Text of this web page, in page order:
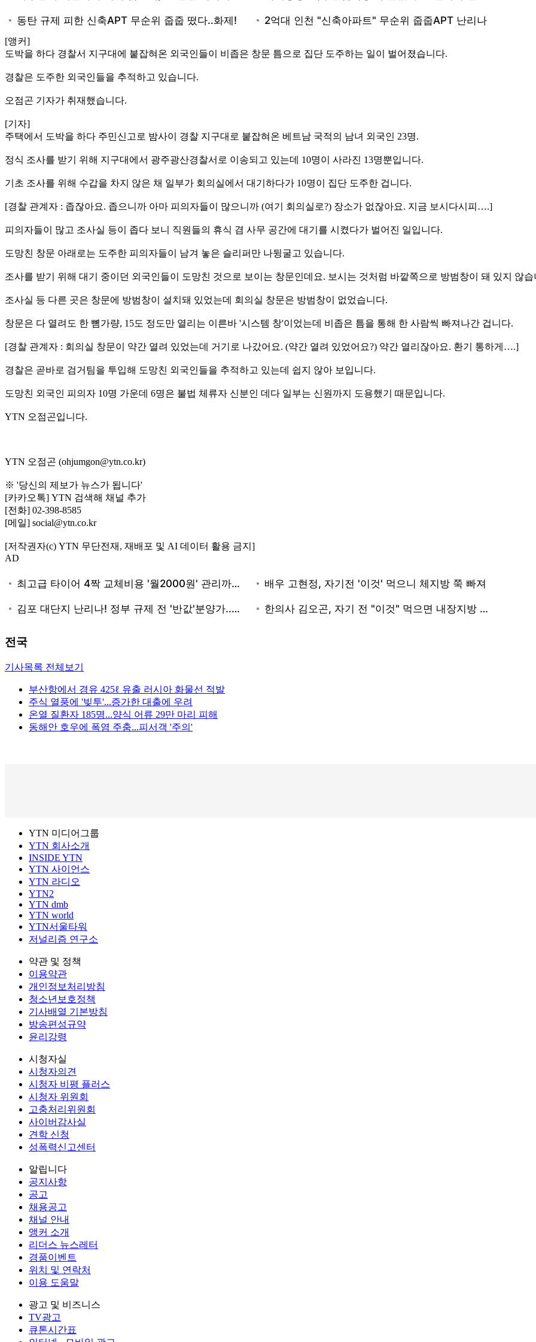
[앵커]
도박을 하다 경찰서 지구대에 붙잡혀온 외국인들이 비좁은 창문 틈으로 집단 도주하는 일이 벌어졌습니다.
경찰은 도주한 외국인들을 추적하고 있습니다.
오점곤 기자가 취재했습니다.
[기자]
주택에서 도박을 하다 주민신고로 밤사이 경찰 지구대로 붙잡혀온 베트남 국적의 남녀 외국인 23명.
정식 조사를 받기 위해 지구대에서 광주광산경찰서로 이송되고 있는데 10명이 사라진 13명뿐입니다.
기초 조사를 위해 수갑을 차지 않은 채 일부가 회의실에서 대기하다가 10명이 집단 도주한 겁니다.
[경찰 관계자 : 좁잖아요. 좁으니까 아마 피의자들이 많으니까 (여기 회의실로?) 장소가 없잖아요. 지금 보시다시피….]
피의자들이 많고 조사실 등이 좁다 보니 직원들의 휴식 겸 사무 공간에 대기를 시켰다가 벌어진 일입니다.
도망친 창문 아래로는 도주한 피의자들이 남겨 놓은 슬리퍼만 나뒹굴고 있습니다.
조사를 받기 위해 대기 중이던 외국인들이 도망친 것으로 보이는 창문인데요. 보시는 것처럼 바깥쪽으로 방범창이 돼 있지 않습
조사실 등 다른 곳은 창문에 방범창이 설치돼 있었는데 회의실 창문은 방범창이 없었습니다.
창문은 다 열려도 한 뼘가량, 15도 정도만 열리는 이른바 '시스템 창'이었는데 비좁은 틈을 통해 한 사람씩 빠져나간 겁니다.
[경찰 관계자 : 회의실 창문이 약간 열려 있었는데 거기로 나갔어요. (약간 열려 있었어요?) 약간 열리잖아요. 환기 통하게….]
경찰은 곧바로 검거팀을 투입해 도망친 외국인들을 추적하고 있는데 쉽지 않아 보입니다.
도망친 외국인 피의자 10명 가운데 6명은 불법 체류자 신분인 데다 일부는 신원까지 도용했기 때문입니다.
YTN 오점곤입니다.
YTN 오점곤 (ohjumgon@ytn.co.kr)
※ '당신의 제보가 뉴스가 됩니다'
[카카오톡] YTN 검색해 채널 추가
[전화] 02-398-8585
[메일] social@ytn.co.kr
[저작권자(c) YTN 무단전재, 재배포 및 AI 데이터 활용 금지]
AD
전국
기사목록 전체보기
부산항에서 경유 425ℓ 유출 러시아 화물선 적발
주식 열풍에 '빚투'...증가한 대출에 우려
온열 질환자 185명...양식 어류 29만 마리 피해
동해안 호우에 폭염 주춤...피서객 '주의'
YTN 미디어그룹
YTN 회사소개
INSIDE YTN
YTN 사이언스
YTN 라디오
YTN2
YTN dmb
YTN world
YTN서울타워
저널리즘 연구소
약관 및 정책
이용약관
개인정보처리방침
청소년보호정책
기사배열 기본방침
방송편성규약
윤리강령
시청자실
시청자의견
시청자 비평 플러스
시청자 위원회
고충처리위원회
사이버감사실
견학 신청
성폭력신고센터
알립니다
공지사항
공고
채용공고
채널 안내
앵커 소개
리더스 뉴스레터
경품이벤트
위치 및 연락처
이용 도움말
광고 및 비즈니스
TV광고
큐톤시간표